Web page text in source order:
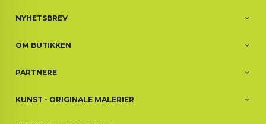
NYHETSBREV
OM BUTIKKEN
PARTNERE
KUNST - ORIGINALE MALERIER